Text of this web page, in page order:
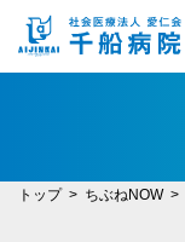
トップ ちぶねNOW